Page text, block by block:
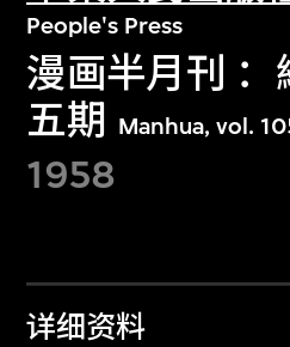
People's Press
漫画半月刊 ：
五期
Manhua, vol.
1958
详细资料